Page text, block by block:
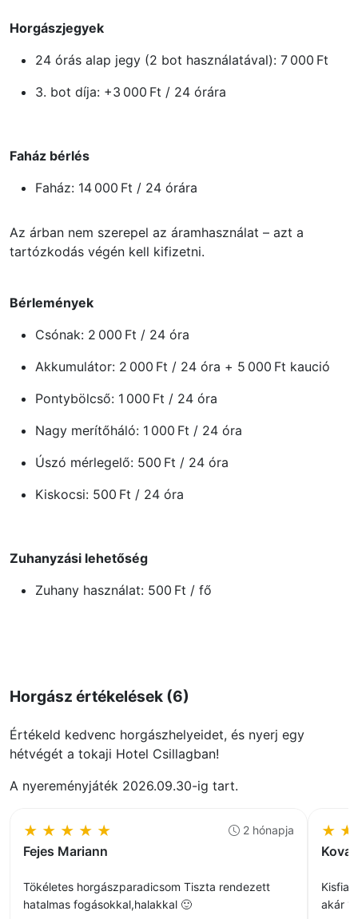
Horgászjegyek
24 órás alap jegy (2 bot használatával): 7 000 Ft
3. bot díja: +3 000 Ft / 24 órára
Faház bérlés
Faház: 14 000 Ft / 24 órára
Az árban nem szerepel az áramhasználat – azt a
tartózkodás végén kell kifizetni.
Bérlemények
Csónak: 2 000 Ft / 24 óra
Akkumulátor: 2 000 Ft / 24 óra + 5 000 Ft kaució
Pontybölcső: 1 000 Ft / 24 óra
Nagy merítőháló: 1 000 Ft / 24 óra
Úszó mérlegelő: 500 Ft / 24 óra
Kiskocsi: 500 Ft / 24 óra
Zuhanyzási lehetőség
Zuhany használat: 500 Ft / fő
Horgász értékelések (6)
Értékeld kedvenc horgászhelyeidet, és nyerj egy
hétvégét a tokaji Hotel Csillagban!
A nyereményjáték 2026.09.30-ig tart.
★ ★ ★ ★ ★
Fejes Mariann
2 hónapja
Tökéletes horgászparadicsom Tiszta rendezett
hatalmas fogásokkal,halakkal 🙂
★ ★
akár